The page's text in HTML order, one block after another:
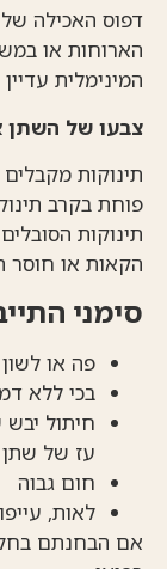
דפוס האכילה
הארוחות או
המינימלית
צבעו של השתן
תינוקות
פוחת בקרב
תינוקות
הקאות או חוסר
סימני
פה או
בכי ללא
חיתול
עז של
חום גבוה
לאות,
אם הבחנתם